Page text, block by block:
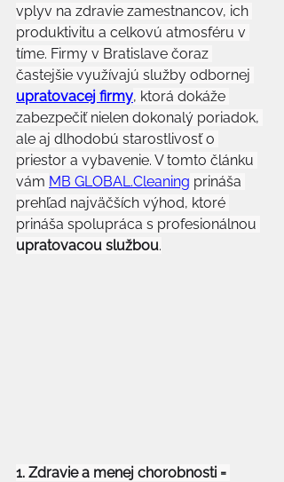
vplyv na zdravie zamestnancov, ich
produktivitu a celkovú atmosféru v
tíme. Firmy v Bratislave čoraz
častejšie využívajú služby odbornej
upratovacej firmy, ktorá dokáže
zabezpečiť nielen dokonalý poriadok,
ale aj dlhodobú starostlivosť o
priestor a vybavenie. V tomto článku
vám MB GLOBAL.Cleaning prináša
prehľad najväčších výhod, ktoré
prináša spolupráca s profesionálnou
upratovacou službou.
1. Zdravie a menej chorobnosti =